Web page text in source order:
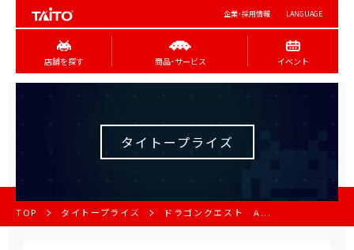
企業･採用情報 LANGUAGE
店舗を探す 商品･サービス イベント
タイトープライズ
TOP タイトープライズ ドラゴンクエスト A...